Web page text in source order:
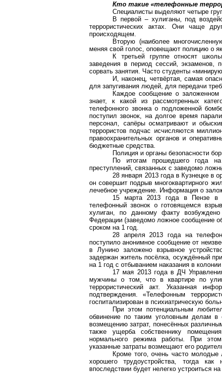
Кто такие «телефонные
Специалисты выделяют четыре
В первой – хулиганы, под
террористических актах. Они чаще
происходящем.
Вторую (наиболее
меняя свой голос, оповещают полицию о
К третьей группе относят
заведения в период сессий,
сорвать занятия. Часто студенты
И, наконец, четвёртая, самая
для запугивания людей, для передачи
Каждое сообщение о заложенном
знает, к какой из рассмотренных
телефонного звонка о подложенной
поступил звонок, на долгое время
персонал, сапёры осматривают и
террористов подчас исчисляются
правоохранительных органов и
бюджетные средства.
Полиция и органы безопасности
По итогам прошедшего года на
преступлений, связанных с заведомо
28 января 2013 года в Кузнецке в
он совершит подрыв многоквартирного
лечебное учреждение. Информация о
15 марта 2013 года в Пензе в
телефонный звонок о готовящемся
хулиган, по данному факту
Федерации (заведомо ложное сообщение
сроком на 1 год.
28 апреля 2013 года на
поступило анонимное сообщение от
в Лунино заложено взрывное
задержан житель посёлка, осуждённый
на 1 год с отбыванием наказания в
17 мая 2013 года в ДЧ
мужчины о том, что в квартире по
террористический акт. Указанная
подтверждения. «Телефонным
госпитализирован в психиатрическую
При этом потенциальным
обвинение по таким уголовным делам в
возмещению затрат, понесённых
также ущерба собственнику
нормального режима работы. При
указанные затраты возмещают его
Кроме того, очень часто
хорошего трудоустройства, тогда
впоследствии будет нелегко устроиться